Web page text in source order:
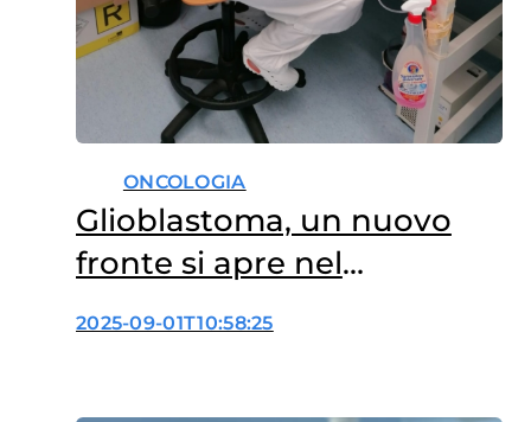
ONCOLOGIA
Glioblastoma, un nuovo
fronte si apre nel
microambiente cerebrale
2025-09-01T10:58:25